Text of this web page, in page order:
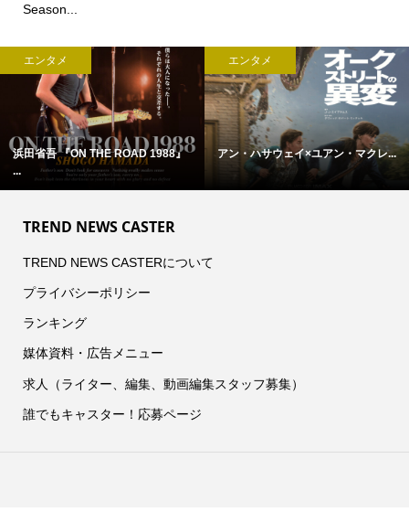
Season...
エンタメ
浜田省吾 『ON THE ROAD 1988』
...
エンタメ
アン・ハサウェイ×ユアン・マクレ...
TREND NEWS CASTER
TREND NEWS CASTERについて
プライバシーポリシー
ランキング
媒体資料・広告メニュー
求人（ライター、編集、動画編集スタッフ募集）
誰でもキャスター！応募ページ